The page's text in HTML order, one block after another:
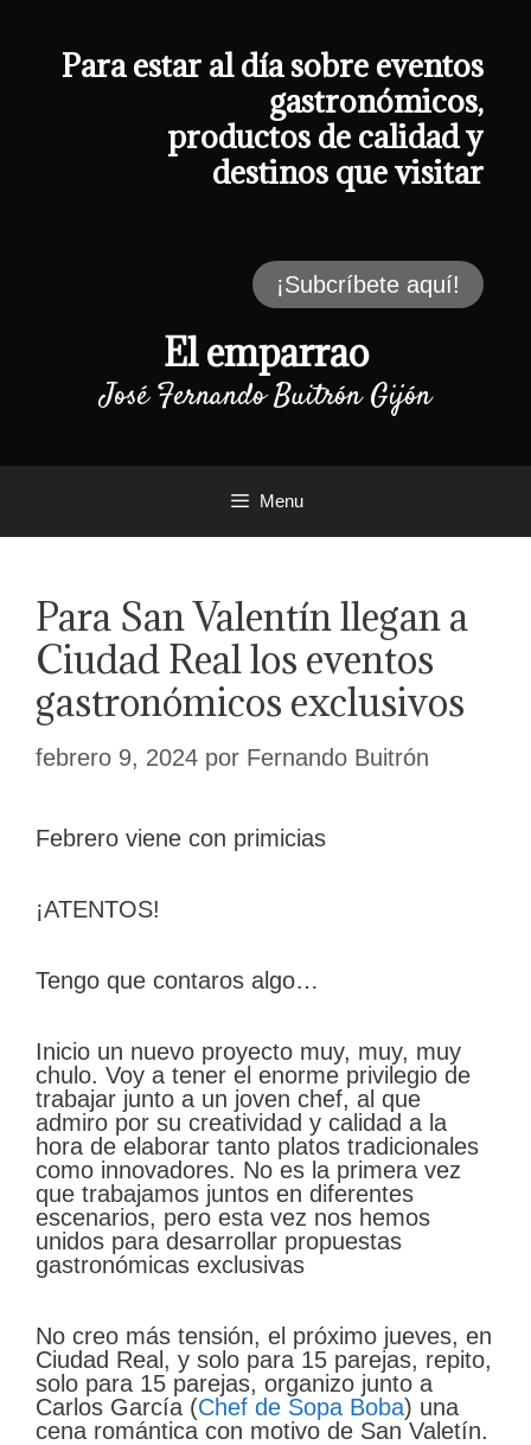
contenidoPara estar al día sobre eventos
gastronómicos,
productos de calidad y
destinos que visitar
¡Subcríbete aquí!
El emparrao
José Fernando Buitrón Gijón
Menu
Para San Valentín llegan a
Ciudad Real los eventos
gastronómicos exclusivos
febrero 9, 2024 por Fernando Buitrón
Febrero viene con primicias
¡ATENTOS!
Tengo que contaros algo…
Inicio un nuevo proyecto muy, muy, muy
chulo. Voy a tener el enorme privilegio de
trabajar junto a un joven chef, al que
admiro por su creatividad y calidad a la
hora de elaborar tanto platos tradicionales
como innovadores. No es la primera vez
que trabajamos juntos en diferentes
escenarios, pero esta vez nos hemos
unidos para desarrollar propuestas
gastronómicas exclusivas
No creo más tensión, el próximo jueves, en
Ciudad Real, y solo para 15 parejas, repito,
solo para 15 parejas, organizo junto a
Carlos García (Chef de Sopa Boba) una
cena romántica con motivo de San Valetín.